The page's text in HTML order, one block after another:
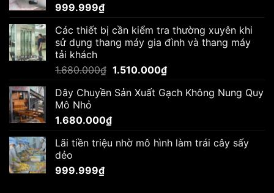
999.999₫
Các thiết bị cần kiểm tra thường xuyên khi
sử dụng thang máy gia đình và thang máy
tải khách
1.680.000₫ Giá
là:
1.510.000₫Giá
tại
Dây Chuyền Sản Xuất Gạch Không Nung Quy
Mô Nhỏ
1.680.000₫
Lãi tiền triệu nhờ mô hình làm trái cây sấy
dẻo
999.999₫